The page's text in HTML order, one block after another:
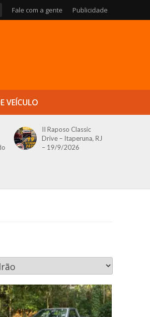
Fale com a gente Publicidade
VEÍCULO
II Raposo Classic
Drive – Itaperuna, RJ
– 19/9/2026